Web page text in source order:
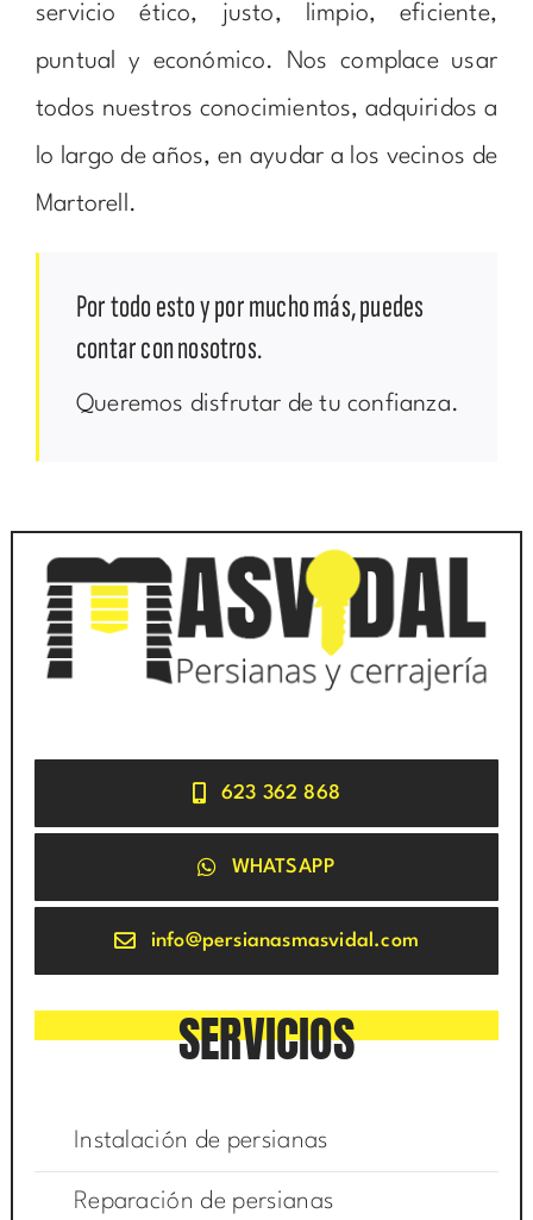
servicio ético, justo, limpio, eficiente,
puntual y económico. Nos complace usar
todos nuestros conocimientos, adquiridos a
lo largo de años, en ayudar a los vecinos de
Martorell.
Por todo esto y por mucho más, puedes
contar con nosotros.
Queremos disfrutar de tu confianza.
623 362 868
WHATSAPP
info@persianasmasvidal.com
SERVICIOS
Instalación de persianas
Reparación de persianas